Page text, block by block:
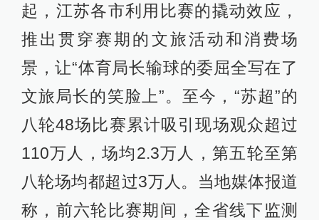
起，江苏各市利用比赛的撬动效应，
推出贯穿赛期的文旅活动和消费场
景，让“体育局长输球的委屈全写在了
文旅局长的笑脸上”。至今，“苏超”的
八轮48场比赛累计吸引现场观众超过
110万人，场均2.3万人，第五轮至第
八轮场均都超过3万人。当地媒体报道
称，前六轮比赛期间，全省线下监测